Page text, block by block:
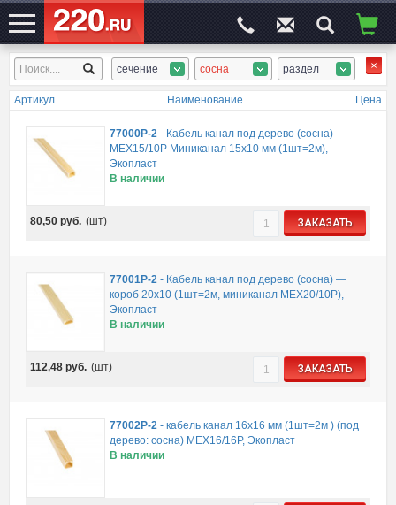
ЭЛЕКТРОСАЙТ№1 сечение сосна раздел
Артикул Наименование Цена
77000P-2 - Кабель канал под дерево (сосна) —
MEX15/10P Миниканал 15х10 мм (1шт=2м),
Экопласт
В наличии
80,50 руб. (шт) ЗАКАЗАТЬ
77001P-2 - Кабель канал под дерево (сосна) —
короб 20х10 (1шт=2м, миниканал MEX20/10P),
Экопласт
В наличии
112,48 руб. (шт) ЗАКАЗАТЬ
77002P-2- кабель канал 16х16 мм (1шт=2м ) (под
дерево: сосна) MEX16/16P, Экопласт
В наличии